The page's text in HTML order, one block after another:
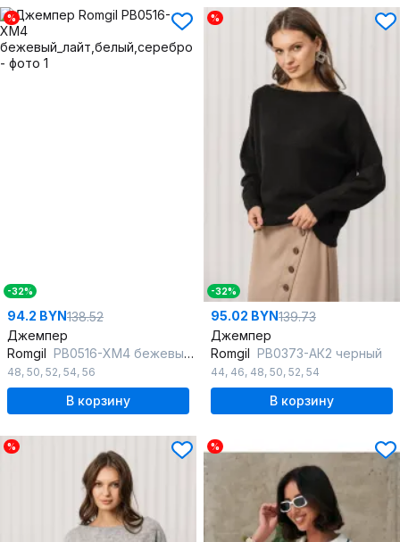
%
-32%
94.2 BYN138.52
Джемпер
Romgil РВ0516-ХМ4 бежевый_лайт,белый,серебро
48, 50, 52, 54, 56
В корзину
%
-32%
95.02 BYN139.73
Джемпер
Romgil РВ0373-АК2 черный
44, 46, 48, 50, 52, 54
В корзину
% %